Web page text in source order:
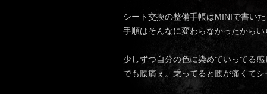
シート交換の整備手帳はMINIで書いた
手順はそんなに変わらなかったからい
少しずつ自分の色に染めていってる感
でも腰痛ぇ。乗ってると腰が痛くて